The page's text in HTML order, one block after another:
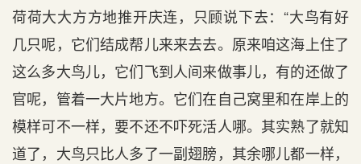
荷荷大大方方地推开庆连，只顾说下去：“大鸟有好
几只呢，它们结成帮儿来来去去。原来咱这海上住了
这么多大鸟儿，它们飞到人间来做事儿，有的还做了
官呢，管着一大片地方。它们在自己窝里和在岸上的
模样可不一样，要不还不吓死活人哪。其实熟了就知
道了，大鸟只比人多了一副翅膀，其余哪儿都一样，